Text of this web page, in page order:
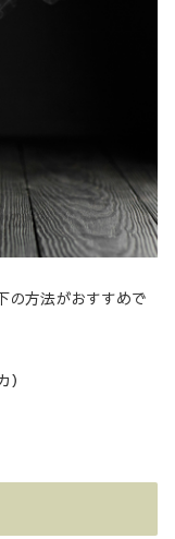
の方法がおすすめで